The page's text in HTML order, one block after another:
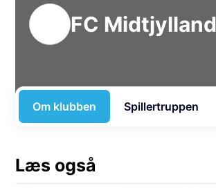
FC Midtjylland
Om klubben Spillertruppen
Læs også